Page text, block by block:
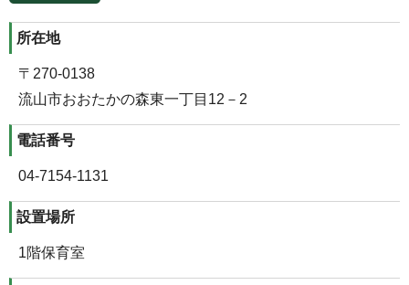
所在地
〒270-0138
流山市おおたかの森東一丁目12－2
電話番号
04-7154-1131
設置場所
1階保育室